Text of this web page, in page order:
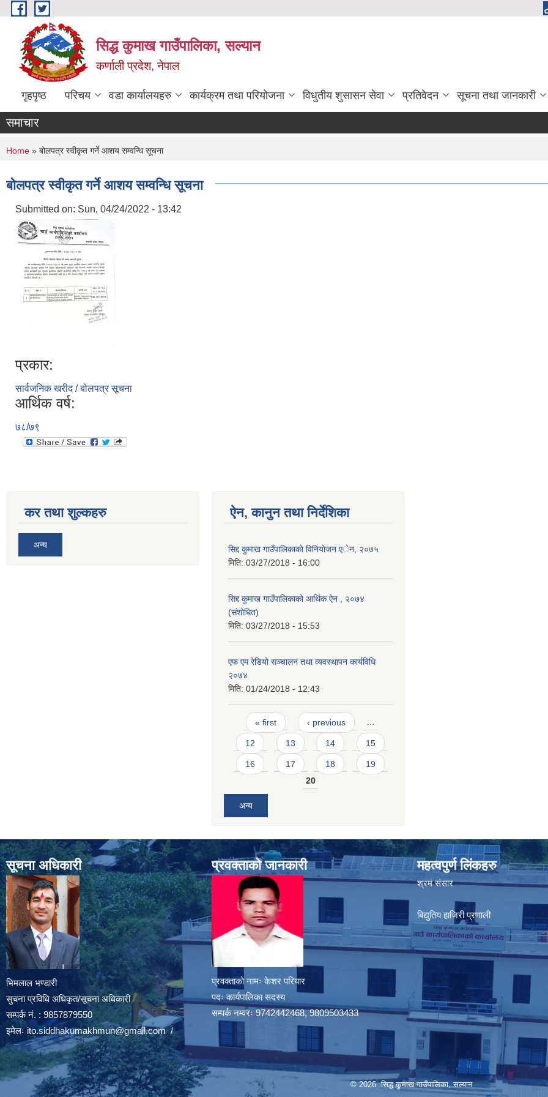
Skip to main content
सिद्ध कुमाख गाउँपालिका, सल्यान
कर्णाली प्रदेश, नेपाल
गृहपृष्ठ परिचय वडा कार्यालयहरु कार्यक्रम तथा परियोजना विधुतीय शुसासन सेवा प्रतिवेदन सूचना तथा जानकारी
समाचार
You are here
Home » बोलपत्र स्वीकृत गर्ने आशय सम्वन्धि सूचना
बोलपत्र स्वीकृत गर्ने आशय सम्वन्धि सूचना
Submitted on: Sun, 04/24/2022 - 13:42
प्रकार:
सार्वजनिक खरीद / बोलपत्र सूचना
आर्थिक वर्ष:
७८/७९
कर तथा शुल्कहरु
अन्य
ऐन, कानुन तथा निर्देशिका
सिद्द कुमाख गाउँपालिकाकाे विनियाेजन एेन, २०७५
मिति: 03/27/2018 - 16:00
सिद्द कुमाख गाउँपालिकाकाे आर्थिक ऐन , २०७४
(संशाेधित)
मिति: 03/27/2018 - 15:53
एफ एम रेडियो सञ्चालन तथा व्यवस्थापन कार्यविधि
२०७४
मिति: 01/24/2018 - 12:43
Pages
« first ‹ previous …
12 13 14 15
16 17 18
19
20
अन्य
सूचना अधिकारी
भिमलाल भण्डारी
सुचना प्रविधि अधिकृत/सूचना अधिकारी
सम्पर्क नं. : 9857879550
इमेलः ito.siddhakumakhmun@gmail.com/
प्रवक्ताको जानकारी
प्रवक्ताको नामः केशर परियार
पदः कार्यपालिका सदस्य
सम्पर्क नम्वरः 9742442468, 9809503433
महत्वपुर्ण लिंकहरु
श्रम संसार
बिद्युतिय हाजिरी प्रणाली
© 2026 सिद्ध कुमाख गाउँपालिका, सल्यान